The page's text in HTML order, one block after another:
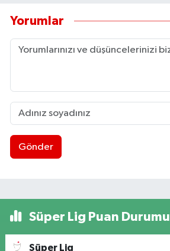
Yorumlar
Gönder
Süper Lig Puan Durumu
Süper Lig